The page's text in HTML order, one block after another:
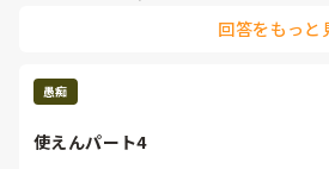
ふりしてました。大丈夫？なんて言
回答をもっと
愚痴
使えんパート4